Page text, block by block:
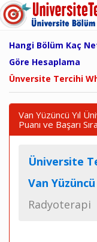
Hangi Bölüm Kaç
Göre Hesaplama
Ünversite Tercihi
Van Yüzüncü Yıl
Puanı ve Başarı
Üniversite
Van
Radyoterapi